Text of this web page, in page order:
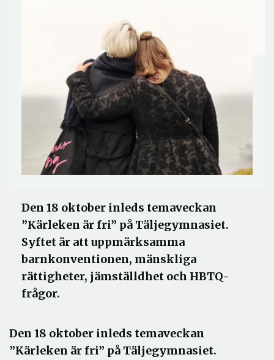
Den 18 oktober inleds temaveckan
”Kärleken är fri” på Täljegymnasiet.
Syftet är att uppmärksamma
barnkonventionen, mänskliga
rättigheter, jämställdhet och HBTQ-
frågor.
Den 18 oktober inleds temaveckan
”Kärleken är fri” på Täljegymnasiet.